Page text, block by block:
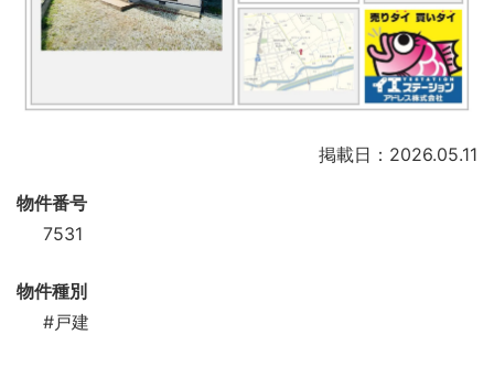
掲載日：2026.05.11
物件番号
7531
物件種別
#戸建